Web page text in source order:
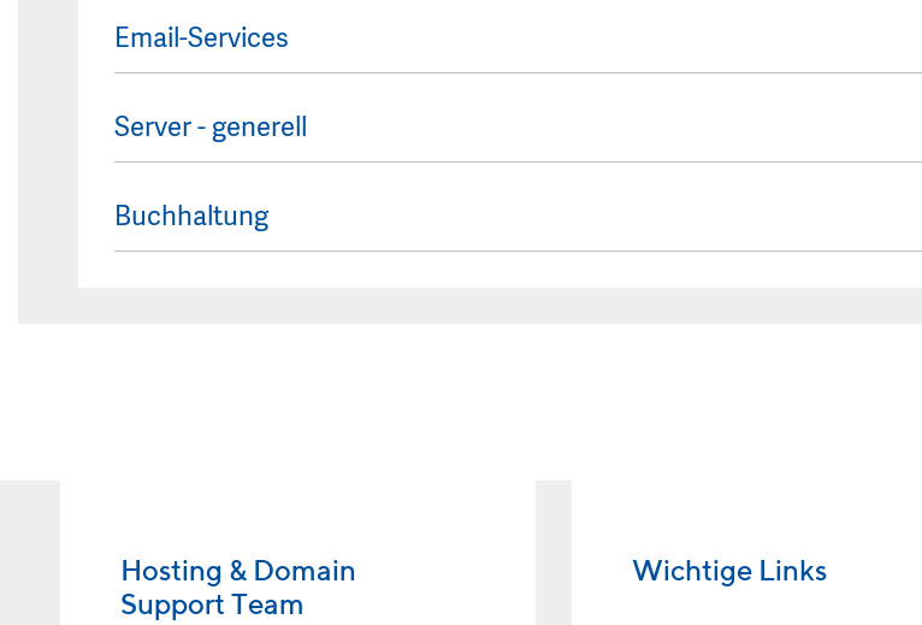
Email-Services
Server - generell
Buchhaltung
Hosting & Domain
Support Team
Wichtige Links